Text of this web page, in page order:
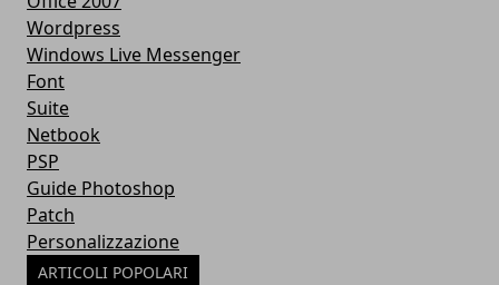
Wordpress
Windows Live Messenger
Font
Suite
Netbook
PSP
Guide Photoshop
Patch
Personalizzazione
ARTICOLI POPOLARI